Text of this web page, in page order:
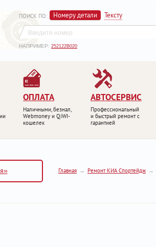
ПОИСК ПО: Номеру детали Тексту
НАПРИМЕР: 252122B020
ОПЛАТА
Наличными, безнал,
Webmoney и QiWI-
кошелек
АВТОСЕРВИС
Профессиональный
и быстрый ремонт с
гарантией
Главная Ремонт КИА Спортейдж